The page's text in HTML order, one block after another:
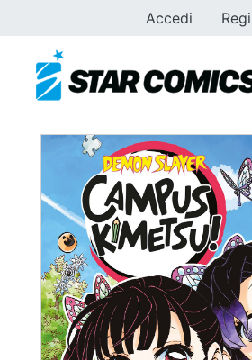
Accedi